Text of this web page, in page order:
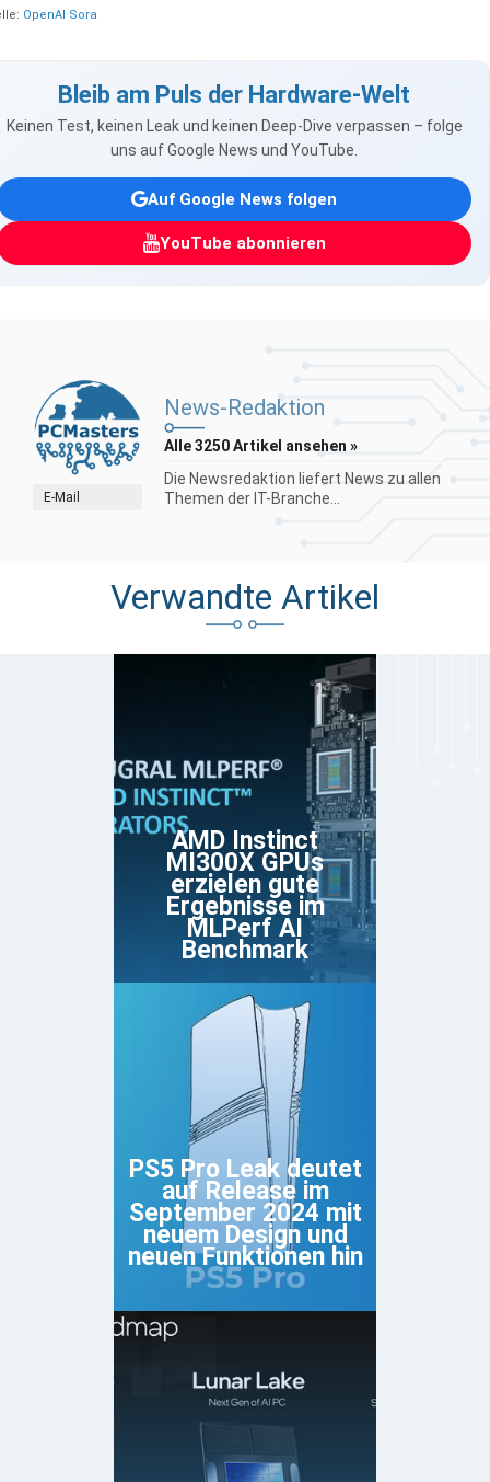
OpenAI Sora
Bleib am Puls der Hardware-Welt
Keinen Test, keinen Leak und keinen Deep-Dive verpassen – folge
uns auf Google News und YouTube.
Auf Google News folgen
YouTube abonnieren
E-Mail
News-Redaktion
Alle 3250 Artikel ansehen »
Die Newsredaktion liefert News zu allen
Themen der IT-Branche...
Verwandte Artikel
AMD Instinct
MI300X GPUs
erzielen gute
Ergebnisse im
MLPerf AI
Benchmark
PS5 Pro Leak deutet
auf Release im
September 2024 mit
neuem Design und
neuen Funktionen hin